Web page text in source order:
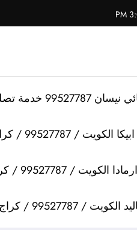
خدمة تصليح سيارات نيسان
99527787 / كراج تصليح سيارات ابيكا
99527787 / كراج تصليح سيارات ارمادا
/ كراج تصليح سيارات اسكاليد